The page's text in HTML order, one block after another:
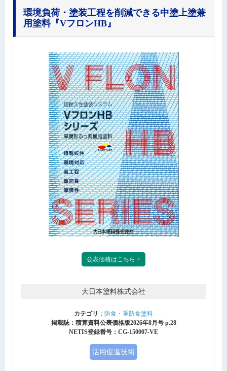
環境負荷・塗装工程を削減できる中塗上塗兼
用塗料『VフロンHB』
公表価格はこちら >
大日本塗料株式会社
カテゴリ ： 防食・重防食塗料
掲載誌：積算資料公表価格版2026年8月号 p.28
NETIS登録番号：CG-150007-VE
活用促進技術